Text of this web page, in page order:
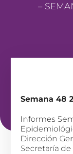
–
Semana 48
Informes
Dirección
Secretaría de